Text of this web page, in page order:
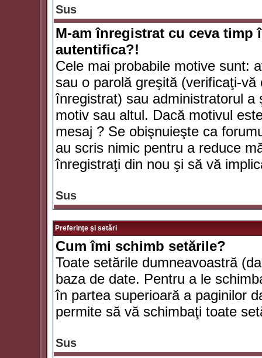
Sus
M-am înregistrat cu ceva timp
autentifica?!
Cele mai probabile motive sunt:
sau o parolă greşită (verificaţi-
înregistrat) sau administratorul
motiv sau altul. Dacă motivul
mesaj ? Se obişnuieşte ca
au scris nimic pentru a reduce
înregistraţi din nou şi să vă
Sus
Preferinţe şi setări
Cum îmi schimb setările?
Toate setările dumneavoastră
baza de date. Pentru a le
în partea superioară a paginilor
permite să vă schimbaţi toate
Sus